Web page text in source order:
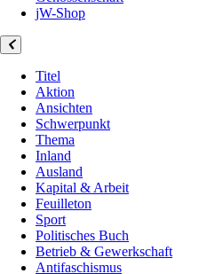
jW-Shop
Titel
Aktion
Ansichten
Schwerpunkt
Thema
Inland
Ausland
Kapital & Arbeit
Feuilleton
Sport
Politisches Buch
Betrieb & Gewerkschaft
Antifaschismus